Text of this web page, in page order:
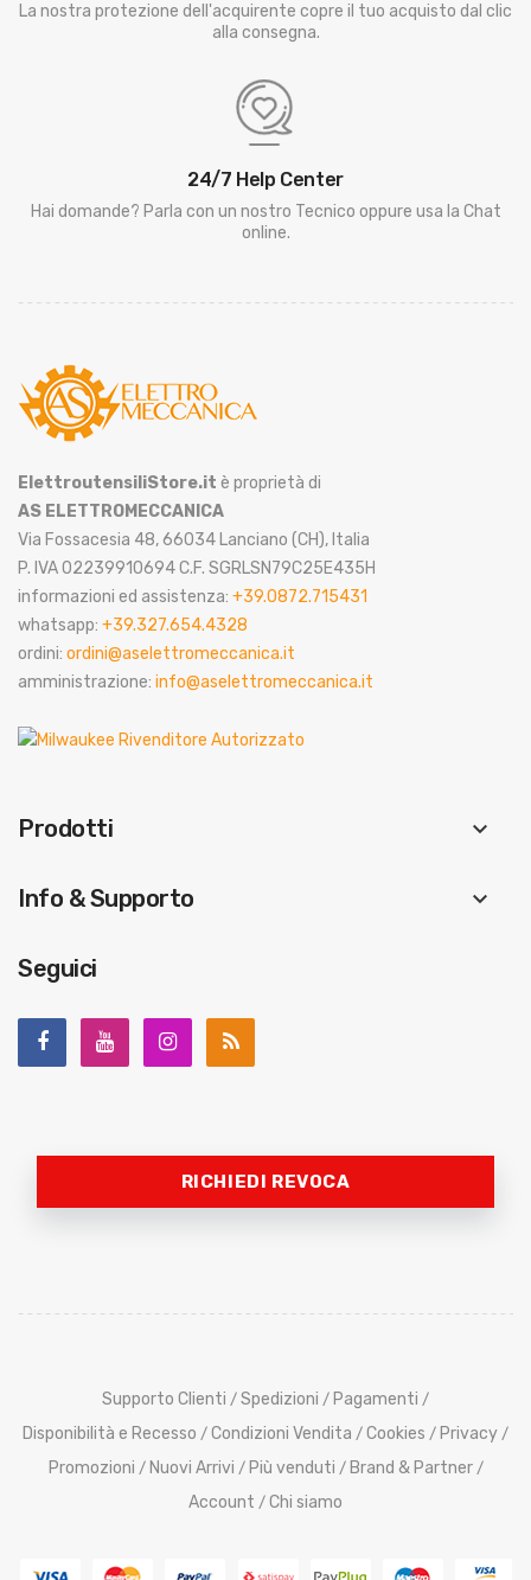
La nostra protezione dell'acquirente copre il tuo acquisto dal clic
alla consegna.
24/7 Help Center
Hai domande? Parla con un nostro Tecnico oppure usa la Chat
online.
ElettroutensiliStore.it è proprietà di
AS ELETTROMECCANICA
Via Fossacesia 48, 66034 Lanciano (CH), Italia
P. IVA 02239910694 C.F. SGRLSN79C25E435H
informazioni ed assistenza: +39.0872.715431
whatsapp: +39.327.654.4328
ordini: ordini@aselettromeccanica.it
amministrazione: info@aselettromeccanica.it
Prodotti keyboard_arrow_down
Info & Supporto keyboard_arrow_down
Seguici
RICHIEDI REVOCA
Supporto Clienti / Spedizioni / Pagamenti /
Disponibilità e Recesso / Condizioni Vendita / Cookies / Privacy /
Promozioni / Nuovi Arrivi / Più venduti / Brand & Partner /
Account / Chi siamo